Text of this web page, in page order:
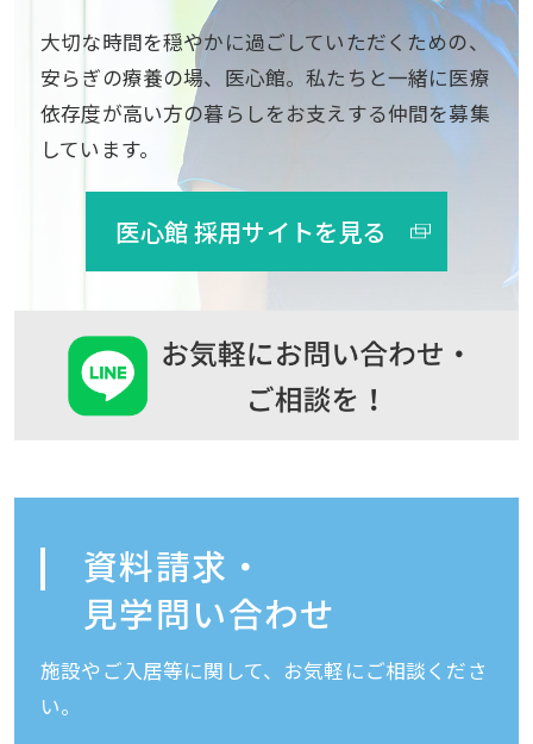
大切な時間を穏やかに過ごしていただくための、
安らぎの療養の場、医心館。私たちと一緒に医療
依存度が高い方の暮らしをお支えする仲間を募集
しています。
医心館 採用サイトを見る
資料請求・
見学問い合わせ
施設やご入居等に関して、お気軽にご相談くださ
い。